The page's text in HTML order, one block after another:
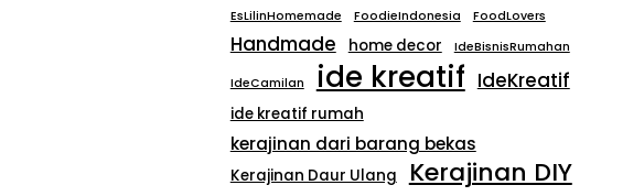
EsLilinHomemade FoodieIndonesia FoodLovers
Handmade home decor IdeBisnisRumahan
IdeCamilan ide kreatif IdeKreatif
ide kreatif rumah
kerajinan dari barang bekas
Kerajinan Daur Ulang Kerajinan DIY